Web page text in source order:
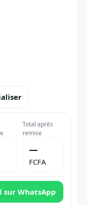
Total après
remise
—
FCFA
sur WhatsApp